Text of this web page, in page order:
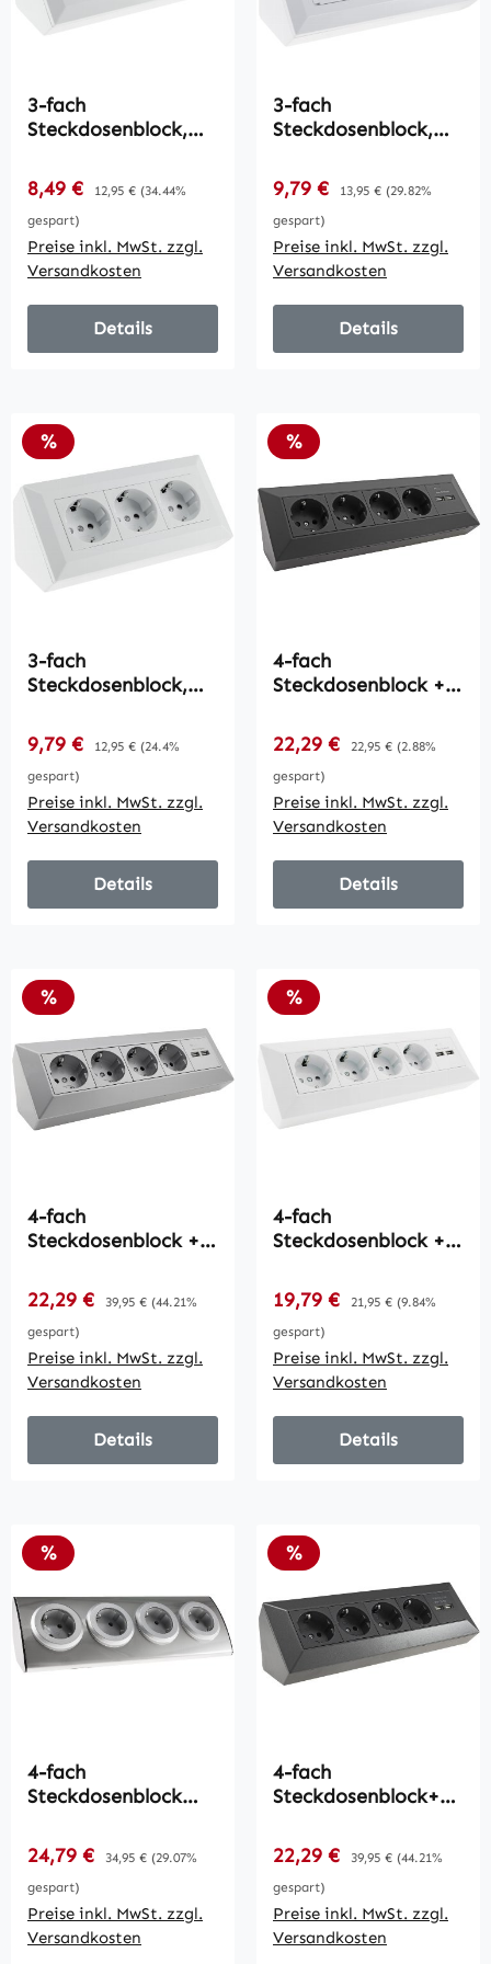
3-fach
Steckdosenblock,
Aufbaumontage
Verkaufspreis:
8,49 € Regulärer Preis:
12,95 € (34.44%
gespart)
Preise inkl. MwSt. zzgl.
Versandkosten
Details
3-fach
Steckdosenblock,
Aufbaumontage mit
Klappen
Verkaufspreis:
9,79 € Regulärer Preis:
13,95 € (29.82%
gespart)
Preise inkl. MwSt. zzgl.
Versandkosten
Details
Rabatt
%
3-fach
Steckdosenblock,
16A,
Aufbaumontage
Verkaufspreis:
9,79 € Regulärer Preis:
12,95 € (24.4%
gespart)
Preise inkl. MwSt. zzgl.
Versandkosten
Details
Rabatt
%
4-fach
Steckdosenblock +
250V~/ 16A,
Aufbaumontage,
USB 3,1A
Verkaufspreis:
22,29 € Regulärer Preis:
22,95 € (2.88%
gespart)
Preise inkl. MwSt. zzgl.
Versandkosten
Details
Rabatt
%
4-fach
Steckdosenblock +
250V~/ 16A,
Aufbaumontage,
USB 3,1A
Verkaufspreis:
22,29 € Regulärer Preis:
39,95 € (44.21%
gespart)
Preise inkl. MwSt. zzgl.
Versandkosten
Details
Rabatt
%
4-fach
Steckdosenblock +
250V~/ 16A,
Aufbaumontage,
USB 3,1A
Verkaufspreis:
19,79 € Regulärer Preis:
21,95 € (9.84%
gespart)
Preise inkl. MwSt. zzgl.
Versandkosten
Details
Rabatt
%
4-fach
Steckdosenblock
Eck- &
Aufbaumontage
Verkaufspreis:
24,79 € Regulärer Preis:
34,95 € (29.07%
gespart)
Preise inkl. MwSt. zzgl.
Versandkosten
Rabatt
%
4-fach
Steckdosenblock+2x
250V~/ 16A,
Aufbaumontage,
USB 3,1A
Verkaufspreis:
22,29 € Regulärer Preis:
39,95 € (44.21%
gespart)
Preise inkl. MwSt. zzgl.
Versandkosten